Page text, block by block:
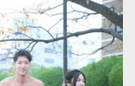
他 AKIHITO(細マッチョ) 腹筋